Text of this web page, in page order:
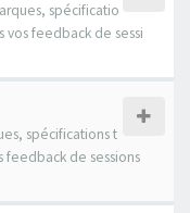
spécificatio
feedback de sessi
spécifications t
feedback de sessions